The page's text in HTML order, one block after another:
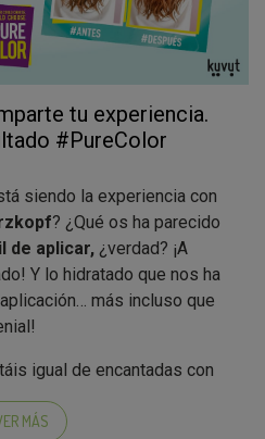
tu experiencia.
#PureColor
siendo la experiencia con
? ¿Qué os ha parecido
de aplicar, ¿verdad? ¡A
Y lo hidratado que nos ha
más incluso que
igual de encantadas con
nos lo mostréis foto a
MÁS